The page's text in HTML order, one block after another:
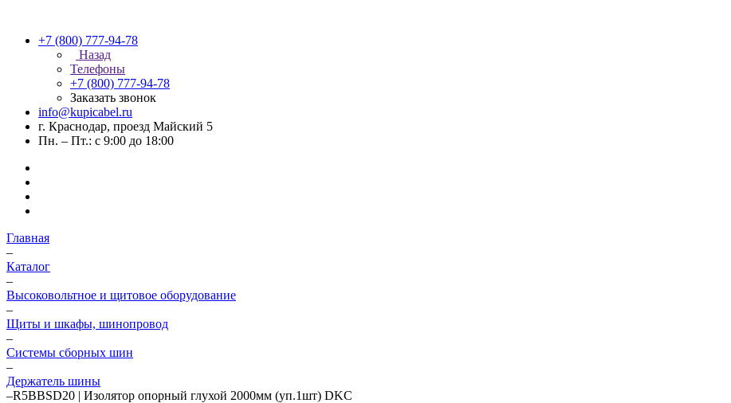
+7 (800) 777-94-78
Назад
Телефоны
+7 (800) 777-94-78
Заказать звонок
info@kupicabel.ru
г. Краснодар, проезд Майский 5
Пн. – Пт.: с 9:00 до 18:00
Главная
–
Каталог
–
Высоковольтное и щитовое оборудование
–
Щиты и шкафы, шинопровод
–
Системы сборных шин
–
Держатель шины
–R5BBSD20 | Изолятор опорный глухой 2000мм (уп.1шт) DKC